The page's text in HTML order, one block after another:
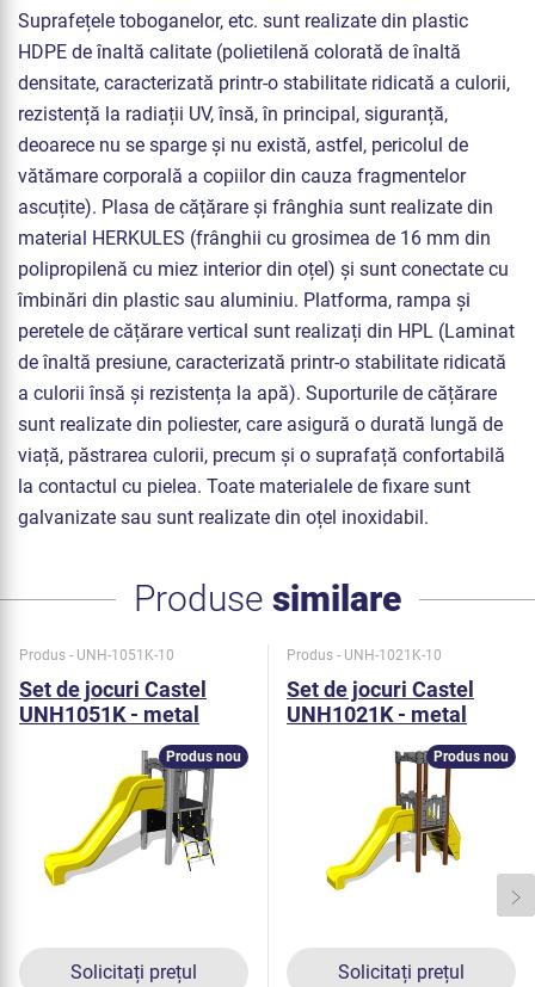
Suprafețele toboganelor, etc. sunt realizate din plastic
HDPE de înaltă calitate (polietilenă colorată de înaltă
densitate, caracterizată printr-o stabilitate ridicată a culorii,
rezistență la radiații UV, însă, în principal, siguranță,
deoarece nu se sparge și nu există, astfel, pericolul de
vătămare corporală a copiilor din cauza fragmentelor
ascuțite). Plasa de cățărare și frânghia sunt realizate din
material HERKULES (frânghii cu grosimea de 16 mm din
polipropilenă cu miez interior din oțel) și sunt conectate cu
îmbinări din plastic sau aluminiu. Platforma, rampa și
peretele de cățărare vertical sunt realizați din HPL (Laminat
de înaltă presiune, caracterizată printr-o stabilitate ridicată
a culorii însă și rezistența la apă). Suporturile de cățărare
sunt realizate din poliester, care asigură o durată lungă de
viață, păstrarea culorii, precum și o suprafață confortabilă
la contactul cu pielea. Toate materialele de fixare sunt
galvanizate sau sunt realizate din oțel inoxidabil.
Produse similare
Produs - UNH-1051K-10
Set de jocuri Castel
UNH1051K - metal
Solicitați prețul
Produs nou
Produs - UNH-1021K-10
Set de jocuri Castel
UNH1021K - metal
Solicitați prețul
Produs nou